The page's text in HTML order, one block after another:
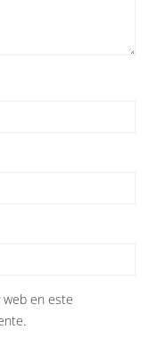
web en este